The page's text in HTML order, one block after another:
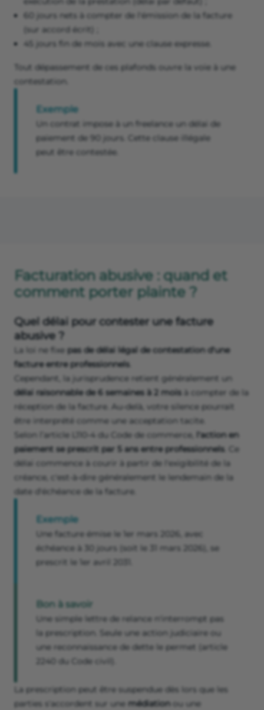
60 jours nets à compter de l'émission de la facture
(sur accord écrit) ;
45 jours fin de mois avec une clause expresse.
Tout dépassement de ces plafonds ouvre la voie à une
contestation.
Exemple
Un contrat impose à un freelance un délai de
paiement de 90 jours. Cette clause illégale
peut être contestée.
Facturation abusive : quand et
comment porter plainte ?
Quel délai pour contester une facture
abusive ?
La loi ne fixe pas de délai légal de contestation d'une
facture entre professionnels.
Cependant, la jurisprudence retient généralement un
délai raisonnable de 6 semaines à 2 mois à compter de la
réception de la facture. Au-delà, votre silence pourrait
être interprété comme une acceptation tacite.
Selon l’article L110-4 du Code de commerce,
l'action en
paiement se prescrit par 5 ans entre professionnels. Ce
délai commence à courir à partir de l'exigibilité de la
créance, c'est-à-dire généralement le lendemain de la
date d'échéance de la facture.
Exemple
Une facture émise le 1er mars 2026, avec
échéance à 30 jours (soit le 31 mars 2026), se
prescrit le 1er avril 2031.
Bon à savoir
Une simple lettre de relance n'interrompt pas
la prescription. Seule une action judiciaire ou
une reconnaissance de dette le permet (article
2240 du Code civil).
La prescription peut être suspendue dès lors que les
parties s'accordent sur une médiation ou une